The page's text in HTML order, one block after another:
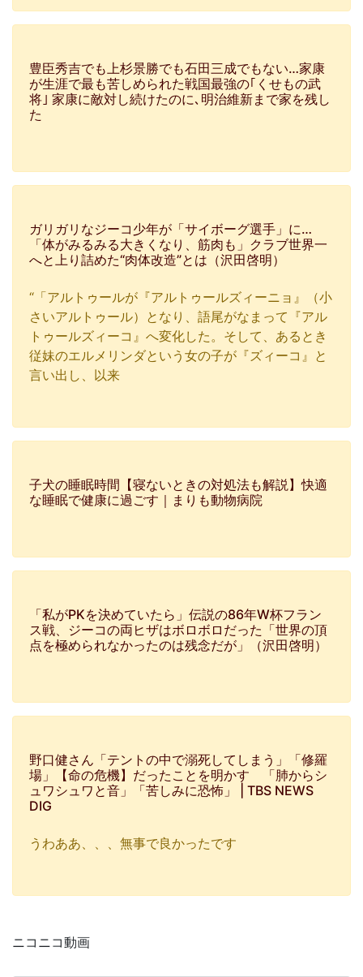
豊臣秀吉でも上杉景勝でも石田三成でもない…家康
が生涯で最も苦しめられた戦国最強の｢くせもの武
将｣ 家康に敵対し続けたのに､明治維新まで家を残し
た
ガリガリなジーコ少年が「サイボーグ選手」に…
「体がみるみる大きくなり、筋肉も」クラブ世界一
へと上り詰めた“肉体改造”とは（沢田啓明）
“「アルトゥールが『アルトゥールズィーニョ』（小
さいアルトゥール）となり、語尾がなまって『アル
トゥールズィーコ』へ変化した。そして、あるとき
従妹のエルメリンダという女の子が『ズィーコ』と
言い出し、以来
子犬の睡眠時間【寝ないときの対処法も解説】快適
な睡眠で健康に過ごす｜まりも動物病院
「私がPKを決めていたら」伝説の86年W杯フラン
ス戦、ジーコの両ヒザはボロボロだった「世界の頂
点を極められなかったのは残念だが」（沢田啓明）
野口健さん「テントの中で溺死してしまう」「修羅
場」【命の危機】だったことを明かす 「肺からシ
ュワシュワと音」「苦しみに恐怖」 | TBS NEWS
DIG
うわああ、、、無事で良かったです
ニコニコ動画